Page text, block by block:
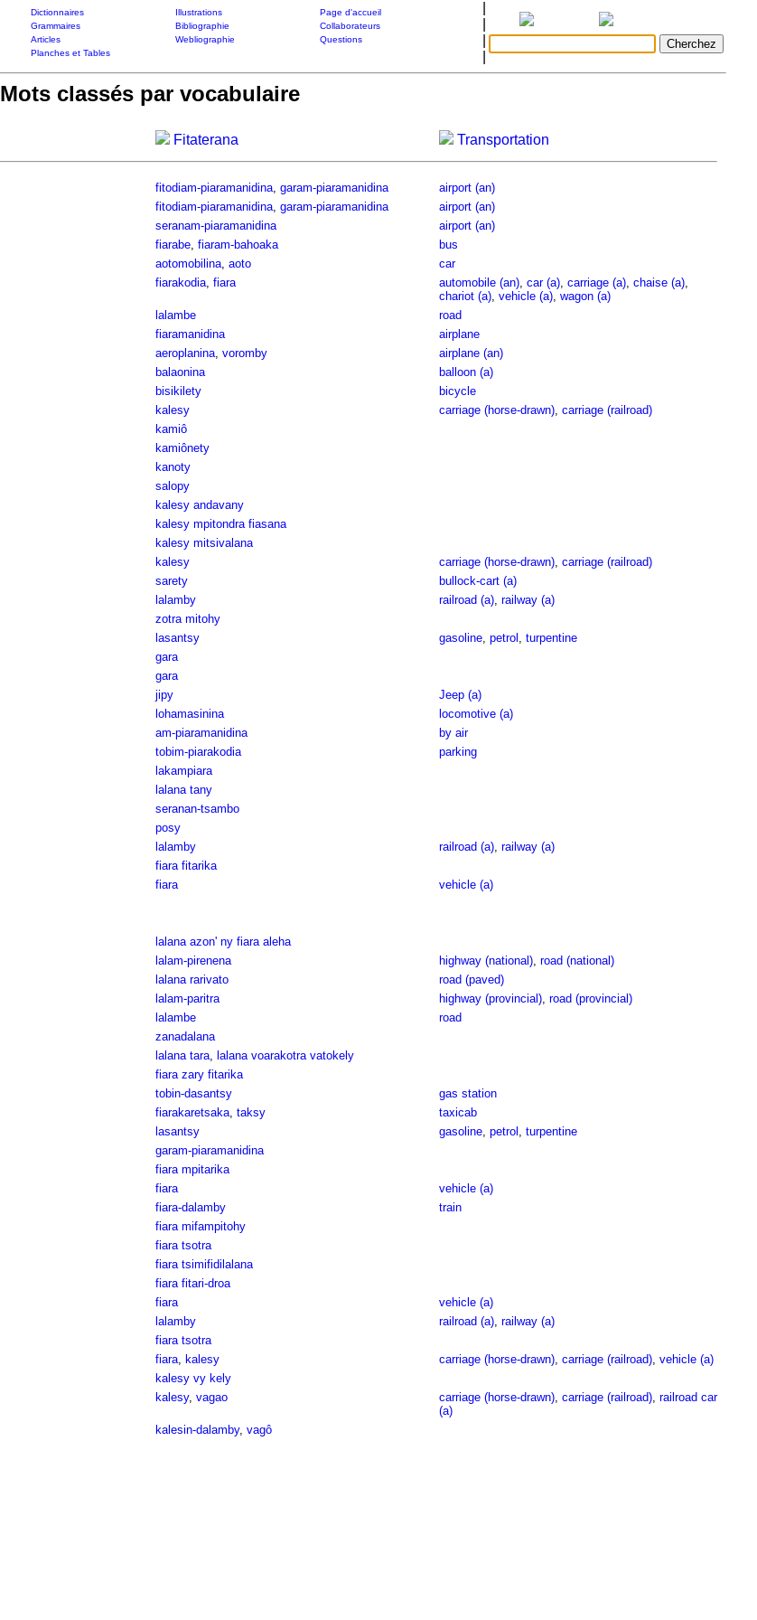
Dictionnaires Illustrations
Page d'accueil
Grammaires Bibliographie
Collaborateurs
Articles Webliographie
Questions
Planches et Tables
Mots classés par vocabulaire
Fitaterana Transportation
fitodiam-piaramanidina, garam-piaramanidina
airport (an)
fitodiam-piaramanidina, garam-piaramanidina
airport (an)
seranam-piaramanidina
airport (an)
fiarabe, fiaram-bahoaka
bus
aotomobilina, aoto
car
fiarakodia, fiara automobile (an), car (a), carriage (a), chaise (a),
chariot (a), vehicle (a), wagon (a)
lalambe
road
fiaramanidina
airplane
aeroplanina, voromby
airplane (an)
balaonina
balloon (a)
bisikilety
bicycle
kalesy carriage (horse-drawn), carriage (railroad)
kamiô
kamiônety
kanoty
salopy
kalesy andavany
kalesy mpitondra fiasana
kalesy mitsivalana
kalesy carriage (horse-drawn), carriage (railroad)
sarety
bullock-cart (a)
lalamby railroad (a), railway (a)
zotra mitohy
lasantsy gasoline, petrol , turpentine
gara
gara
jipy
Jeep (a)
lohamasinina
locomotive (a)
am-piaramanidina
by air
tobim-piarakodia
parking
lakampiara
lalana tany
seranan-tsambo
posy
lalamby railroad (a), railway (a)
fiara fitarika
fiara
vehicle (a)
lalana azon' ny fiara aleha
lalam-pirenena highway (national), road (national)
lalana rarivato
road (paved)
lalam-paritra highway (provincial), road (provincial)
lalambe
road
zanadalana
lalana tara, lalana voarakotra vatokely
fiara zary fitarika
tobin-dasantsy
gas station
fiarakaretsaka, taksy
taxicab
lasantsy gasoline, petrol , turpentine
garam-piaramanidina
fiara mpitarika
fiara
vehicle (a)
fiara-dalamby
train
fiara mifampitohy
fiara tsotra
fiara tsimifidilalana
fiara fitari-droa
fiara
vehicle (a)
lalamby railroad (a), railway (a)
fiara tsotra
fiara, kalesy carriage (horse-drawn), carriage (railroad), vehicle (a)
kalesy vy kely
kalesy, vagao carriage (horse-drawn), carriage (railroad), railroad car
(a)
kalesin-dalamby, vagô